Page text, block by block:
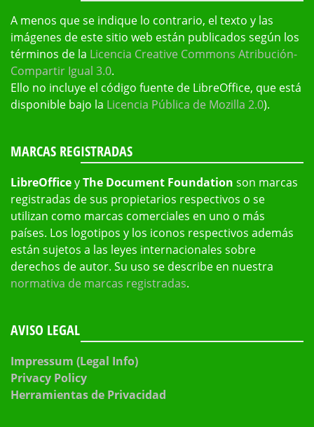
A menos que se indique lo contrario, el texto y las
imágenes de este sitio web están publicados según los
términos de la Licencia Creative Commons Atribución-
Compartir Igual 3.0.
Ello no incluye el código fuente de LibreOffice, que está
disponible bajo la Licencia Pública de Mozilla 2.0).
MARCAS REGISTRADAS
LibreOfficeyThe Document Foundation son marcas
registradas de sus propietarios respectivos o se
utilizan como marcas comerciales en uno o más
países. Los logotipos y los iconos respectivos además
están sujetos a las leyes internacionales sobre
derechos de autor. Su uso se describe en nuestra
normativa de marcas registradas.
AVISO LEGAL
Impressum (Legal Info)
Privacy Policy
Herramientas de Privacidad